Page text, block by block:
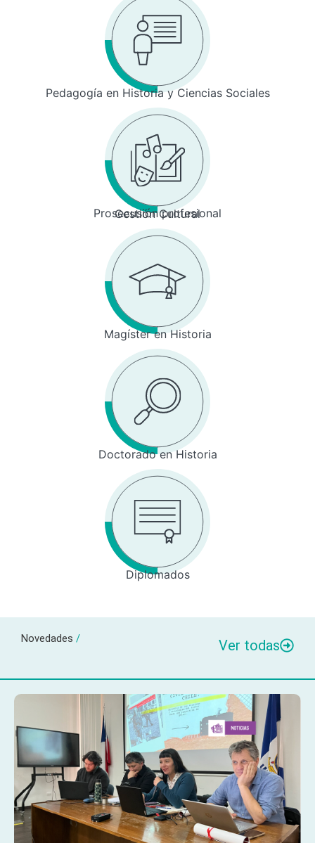
Pedagogía en Historia y Ciencias Sociales
Prosecusión profesional
Gestión Cultural
Magíster en Historia
Doctorado en Historia
Diplomados
Novedades / Ver todas